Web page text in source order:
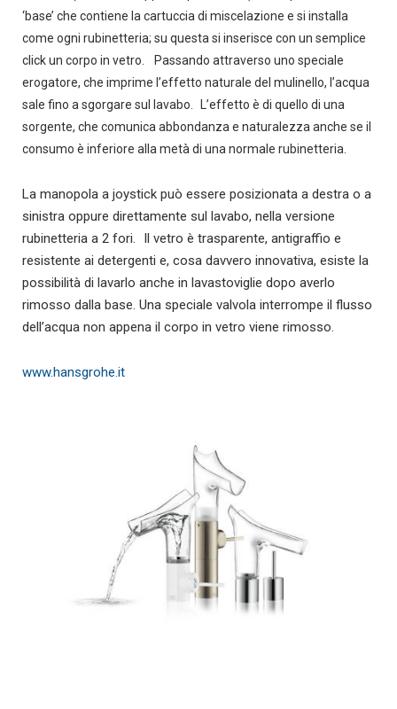
‘base’ che contiene la cartuccia di miscelazione e si installa
come ogni rubinetteria; su questa si inserisce con un semplice
click un corpo in vetro. Passando attraverso uno speciale
erogatore, che imprime l’effetto naturale del mulinello, l’acqua
sale fino a sgorgare sul lavabo. L’effetto è di quello di una
sorgente, che comunica abbondanza e naturalezza anche se il
consumo è inferiore alla metà di una normale rubinetteria.
La manopola a joystick può essere posizionata a destra o a
sinistra oppure direttamente sul lavabo, nella versione
rubinetteria a 2 fori. Il vetro è trasparente, antigraffio e
resistente ai detergenti e, cosa davvero innovativa, esiste la
possibilità di lavarlo anche in lavastoviglie dopo averlo
rimosso dalla base. Una speciale valvola interrompe il flusso
dell’acqua non appena il corpo in vetro viene rimosso.
www.hansgrohe.it